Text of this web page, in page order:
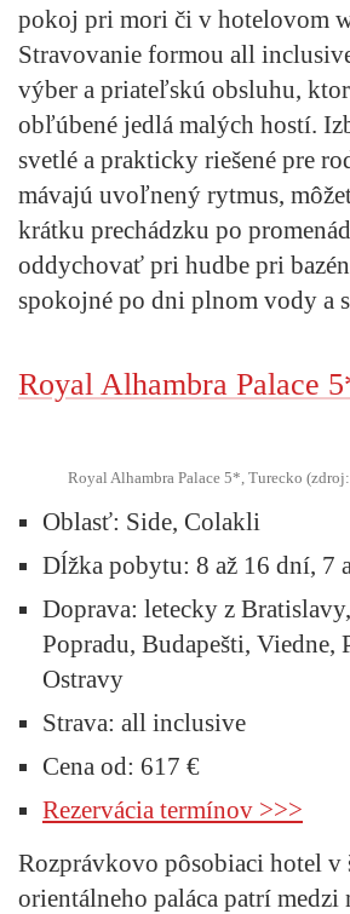
pokoj pri mori či v hotelovom
Stravovanie formou all
výber a priateľskú obsluhu,
obľúbené jedlá malých hostí.
svetlé a prakticky riešené pre
mávajú uvoľnený rytmus,
krátku prechádzku po
oddychovať pri hudbe pri
spokojné po dni plnom vody a
Royal Alhambra Palace
Royal Alhambra Palace 5*, Turecko
Oblasť: Side, Colakli
Dĺžka pobytu: 8 až 16 dní, 7
Doprava: letecky z
Popradu, Budapešti, Viedne,
Ostravy
Strava: all inclusive
Cena od: 617 €
Rezervácia termínov >>>
Rozprávkovo pôsobiaci hotel v
orientálneho paláca patrí